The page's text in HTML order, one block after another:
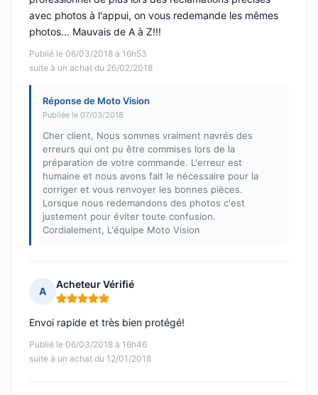
Publié le 06/03/2018 à 16h53
suite à un achat du 26/02/2018
avec photos à l'appui, on vous redemande les mêmes
photos... Mauvais de A à Z!!!
Réponse de Moto Vision
Publiée le 07/03/2018
Cher client, Nous sommes vraiment navrés des
erreurs qui ont pu être commises lors de la
préparation de votre commande. L'erreur est
humaine et nous avons fait le nécessaire pour la
corriger et vous renvoyer les bonnes pièces.
Lorsque nous redemandons des photos c'est
justement pour éviter toute confusion.
Cordialement, L'équipe Moto Vision
A
Acheteur Vérifié
Note : 5 sur 5
Publié le 06/03/2018 à 16h46
suite à un achat du 12/01/2018
Envoi rapide et très bien protégé!